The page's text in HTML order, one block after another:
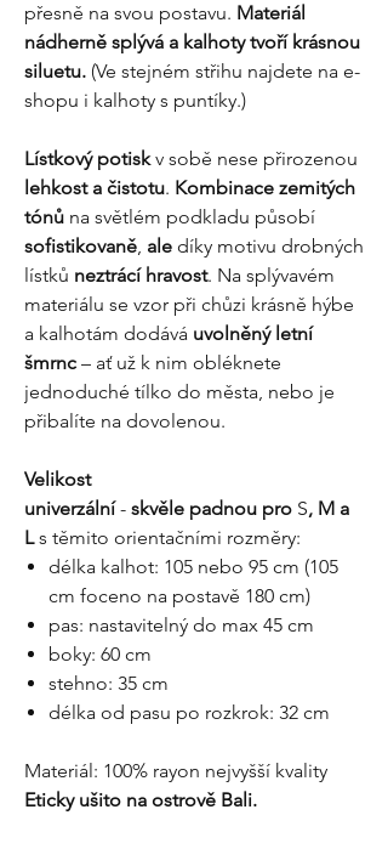
přesně na svou postavu. Materiál
nádherně splývá a kalhoty tvoří krásnou
siluetu. (Ve stejném střihu najdete na e-
shopu i kalhoty s puntíky.)
Lístkový potiskv sobě nese přirozenou
lehkost a čistotu. Kombinace zemitých
tónů na světlém podkladu působí
sofistikovaně, ale díky motivu drobných
lístků neztrácí hravost. Na splývavém
materiálu se vzor při chůzi krásně hýbe
a kalhotám dodává uvolněný letní
šmrnc – ať už k nim obléknete
jednoduché tílko do města, nebo je
přibalíte na dovolenou.
Velikost
univerzální- skvěle padnou pro S, M a
Ls těmito orientačními rozměry:
délka kalhot: 105 nebo 95 cm (105
cm foceno na postavě 180 cm)
pas: nastavitelný do max 45 cm
boky: 60 cm
stehno: 35 cm
délka od pasu po rozkrok: 32 cm
Materiál: 100% rayon nejvyšší kvality
Eticky ušito na ostrově Bali.